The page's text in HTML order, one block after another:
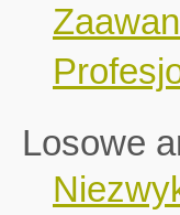
Losowe